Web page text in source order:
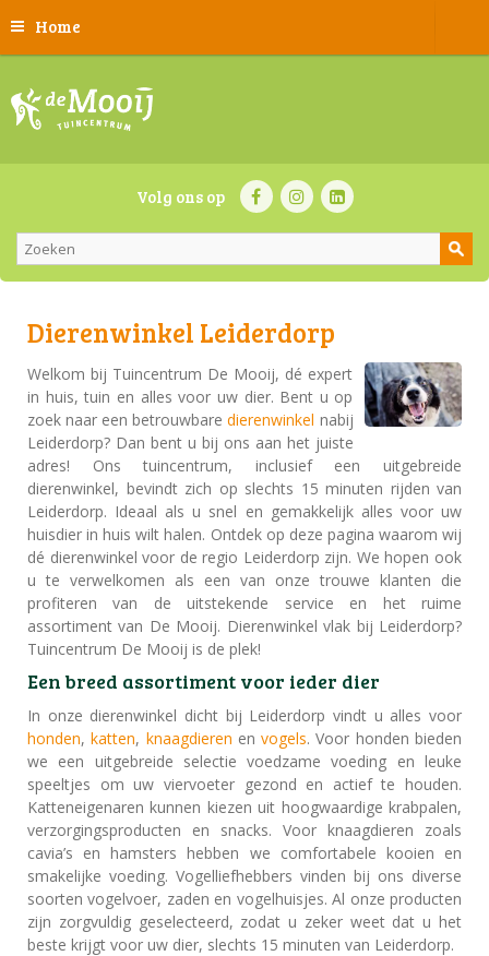
Home
Volg ons op
Dierenwinkel Leiderdorp
Welkom bij Tuincentrum De Mooij, dé expert
in huis, tuin en alles voor uw dier. Bent u op
zoek naar een betrouwbaredierenwinkel nabij
Leiderdorp? Dan bent u bij ons aan het juiste
adres! Ons tuincentrum, inclusief een uitgebreide
dierenwinkel, bevindt zich op slechts 15 minuten rijden van
Leiderdorp. Ideaal als u snel en gemakkelijk alles voor uw
huisdier in huis wilt halen. Ontdek op deze pagina waarom wij
dé dierenwinkel voor de regio Leiderdorp zijn. We hopen ook
u te verwelkomen als een van onze trouwe klanten die
profiteren van de uitstekende service en het ruime
assortiment van De Mooij. Dierenwinkel vlak bij Leiderdorp?
Tuincentrum De Mooij is de plek!
Een breed assortiment voor ieder dier
In onze dierenwinkel dicht bij Leiderdorp vindt u alles voor
honden,katten, knaagdieren envogels. Voor honden bieden
we een uitgebreide selectie voedzame voeding en leuke
speeltjes om uw viervoeter gezond en actief te houden.
Katteneigenaren kunnen kiezen uit hoogwaardige krabpalen,
verzorgingsproducten en snacks. Voor knaagdieren zoals
cavia’s en hamsters hebben we comfortabele kooien en
smakelijke voeding. Vogelliefhebbers vinden bij ons diverse
soorten vogelvoer, zaden en vogelhuisjes. Al onze producten
zijn zorgvuldig geselecteerd, zodat u zeker weet dat u het
beste krijgt voor uw dier, slechts 15 minuten van Leiderdorp.